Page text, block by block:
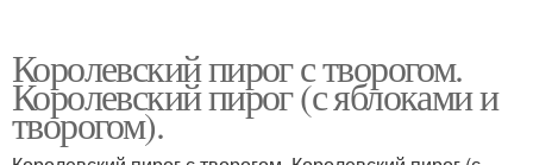
Королевский пирог с творогом.
Королевский пирог (с яблоками и
творогом).